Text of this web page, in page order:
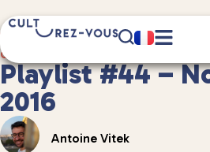
Culture
1 minute(s) de lecture
Playlist #44 –
2016
Antoine Vitek